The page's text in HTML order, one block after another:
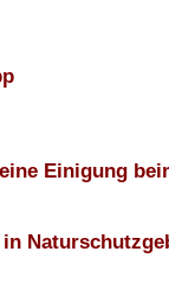
Einigung